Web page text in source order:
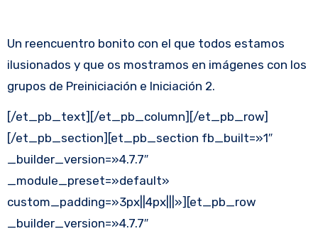
Un reencuentro bonito con el que todos estamos
ilusionados y que os mostramos en imágenes con los
grupos de Preiniciación e Iniciación 2.
[/et_pb_text][/et_pb_column][/et_pb_row]
[/et_pb_section][et_pb_section fb_built=»1″
_builder_version=»4.7.7″
_module_preset=»default»
custom_padding=»3px||4px|||»][et_pb_row
_builder_version=»4.7.7″